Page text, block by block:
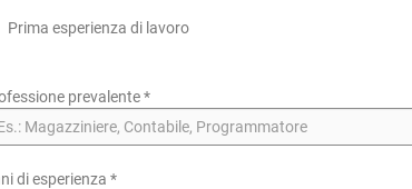
Prima esperienza di lavoro
prevalente*
di esperienza *